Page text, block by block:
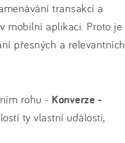
transakcí a
mobilní aplikaci. Proto je
přesných a relevantních
rohu - Konverze -
ty vlastní události,